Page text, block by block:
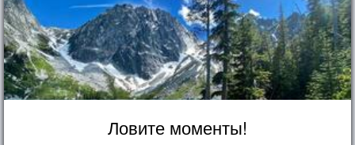
Ловите моменты!